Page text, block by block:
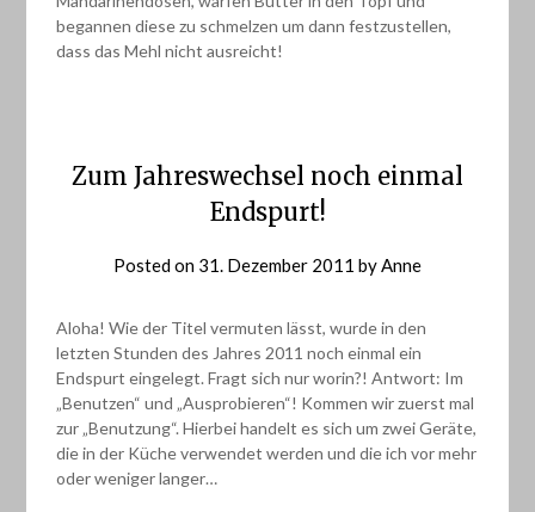
begannen diese zu schmelzen um dann festzustellen,
dass das Mehl nicht ausreicht!
Zum Jahreswechsel noch einmal
Endspurt!
Posted on 31. Dezember 2011 byAnne
Aloha! Wie der Titel vermuten lässt, wurde in den
letzten Stunden des Jahres 2011 noch einmal ein
Endspurt eingelegt. Fragt sich nur worin?! Antwort: Im
„Benutzen“ und „Ausprobieren“! Kommen wir zuerst mal
zur „Benutzung“. Hierbei handelt es sich um zwei Geräte,
die in der Küche verwendet werden und die ich vor mehr
oder weniger langer…